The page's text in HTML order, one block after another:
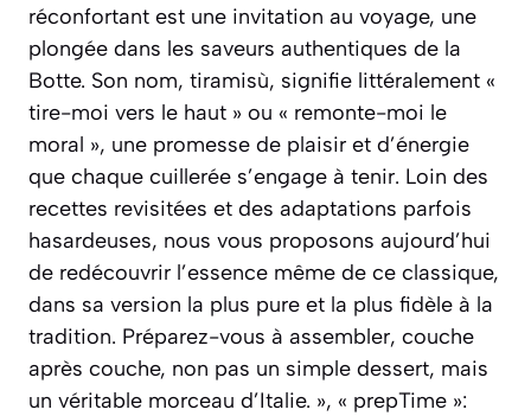
réconfortant est une invitation au voyage, une
plongée dans les saveurs authentiques de la
Botte. Son nom, tiramisù, signifie littéralement «
tire-moi vers le haut » ou « remonte-moi le
moral », une promesse de plaisir et d’énergie
que chaque cuillerée s’engage à tenir. Loin des
recettes revisitées et des adaptations parfois
hasardeuses, nous vous proposons aujourd’hui
de redécouvrir l’essence même de ce classique,
dans sa version la plus pure et la plus fidèle à la
tradition. Préparez-vous à assembler, couche
après couche, non pas un simple dessert, mais
un véritable morceau d’Italie. », « prepTime »: